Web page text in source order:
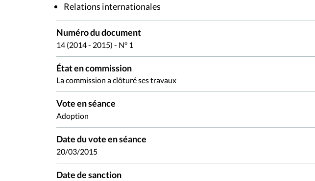
Relations internationales
Numéro du document
14 (2014 - 2015) - N° 1
État en commission
La commission a clôturé ses travaux
Vote en séance
Adoption
Date du vote en séance
20/03/2015
Date de sanction